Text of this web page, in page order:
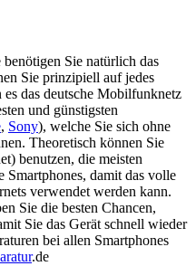
Sie natürlich das
Sie prinzipiell auf jedes
das deutsche Mobilfunknetz
und günstigsten
, Sony), welche Sie sich ohne
Theoretisch können Sie
benutzen, die meisten
Smartphones, damit das volle
verwendet werden kann.
Sie die besten Chancen,
Sie das Gerät schnell wieder
bei allen Smartphones
.de